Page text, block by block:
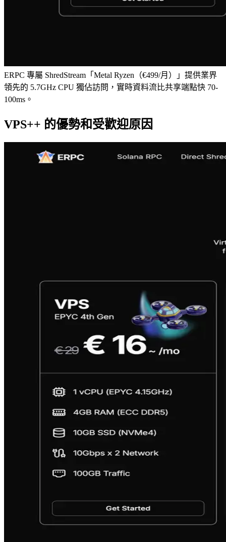
ERPC 專屬 ShredStream「Metal Ryzen（€499/月）」提供業界
領先的 5.7GHz CPU 獨佔訪問，實時資料流比共享端點快 70-
100ms。
VPS++ 的優勢和受歡迎原因